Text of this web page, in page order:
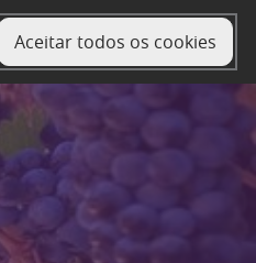
Aceitar todos os cookies